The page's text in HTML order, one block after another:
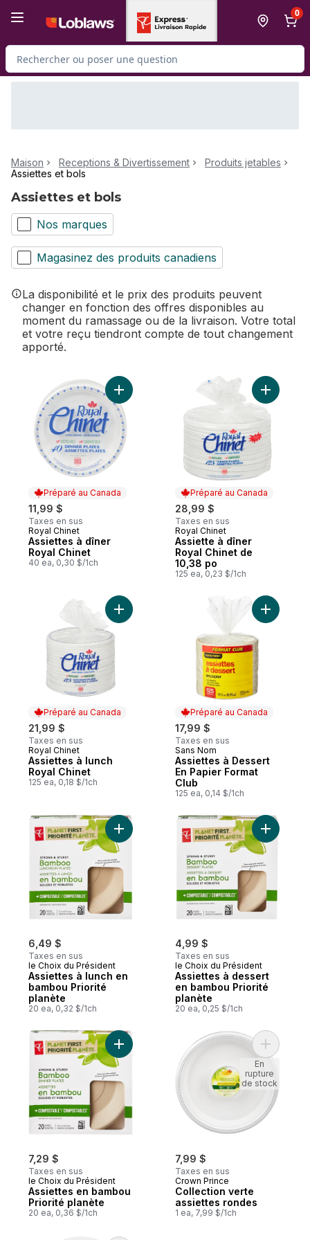
0
Rechercher des produits
Maison Receptions & Divertissement
Produits jetables
Assiettes et bols
Assiettes et bols
Nos marques
Magasinez des produits canadiens
La disponibilité et le prix des produits peuvent
changer en fonction des offres disponibles au
moment du ramassage ou de la livraison. Votre total
et votre reçu tiendront compte de tout changement
apporté.
Préparé au Canada
11,99 $
Taxes en sus
Préparé au Canada
Royal Chinet
Assiettes à dîner
Royal Chinet
40 ea, 0,30 $/1ch
Ajouter Assiettes à dîner Royal Chinet au
Préparé au Canada
28,99 $
Taxes en sus
Préparé au Canada
Royal Chinet
Assiette à dîner
Royal Chinet de
10,38 po
125 ea, 0,23 $/1ch
Ajouter
Préparé au Canada
21,99 $
Taxes en sus
Préparé au Canada
Royal Chinet
Assiettes à lunch
Royal Chinet
125 ea, 0,18 $/1ch
Ajouter Assiettes à lunch Royal Chinet au
Préparé au Canada
17,99 $
Taxes en sus
Préparé au Canada
Sans Nom
Assiettes à Dessert
En Papier Format
Club
125 ea, 0,14 $/1ch
Ajouter
6,49 $
Taxes en sus
le Choix du Président
Assiettes à lunch en
bambou Priorité
planète
20 ea, 0,32 $/1ch
Ajouter Assiettes à lunch en bambou
4,99 $
Taxes en sus
le Choix du Président
Assiettes à dessert
en bambou Priorité
planète
20 ea, 0,25 $/1ch
Ajouter
7,29 $
Taxes en sus
le Choix du Président
Assiettes en bambou
Priorité planète
20 ea, 0,36 $/1ch
Ajouter Assiettes en bambou Priorité
7,99 $
Taxes en sus
Crown Prince
Collection verte
assiettes rondes
1 ea, 7,99 $/1ch
Ajouter
En
rupture
de stock